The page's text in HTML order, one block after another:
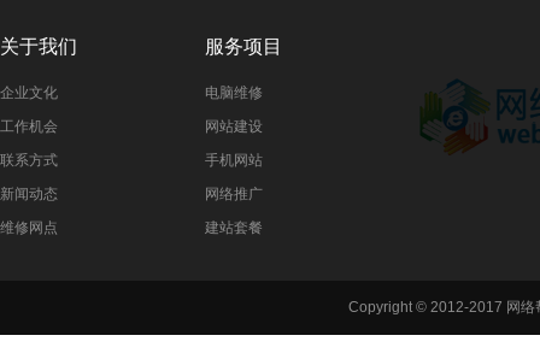
关于我们
企业文化
工作机会
联系方式
新闻动态
维修网点
服务项目
电脑维修
网站建设
手机网站
网络推广
建站套餐
Copyright © 2012-2017 网络